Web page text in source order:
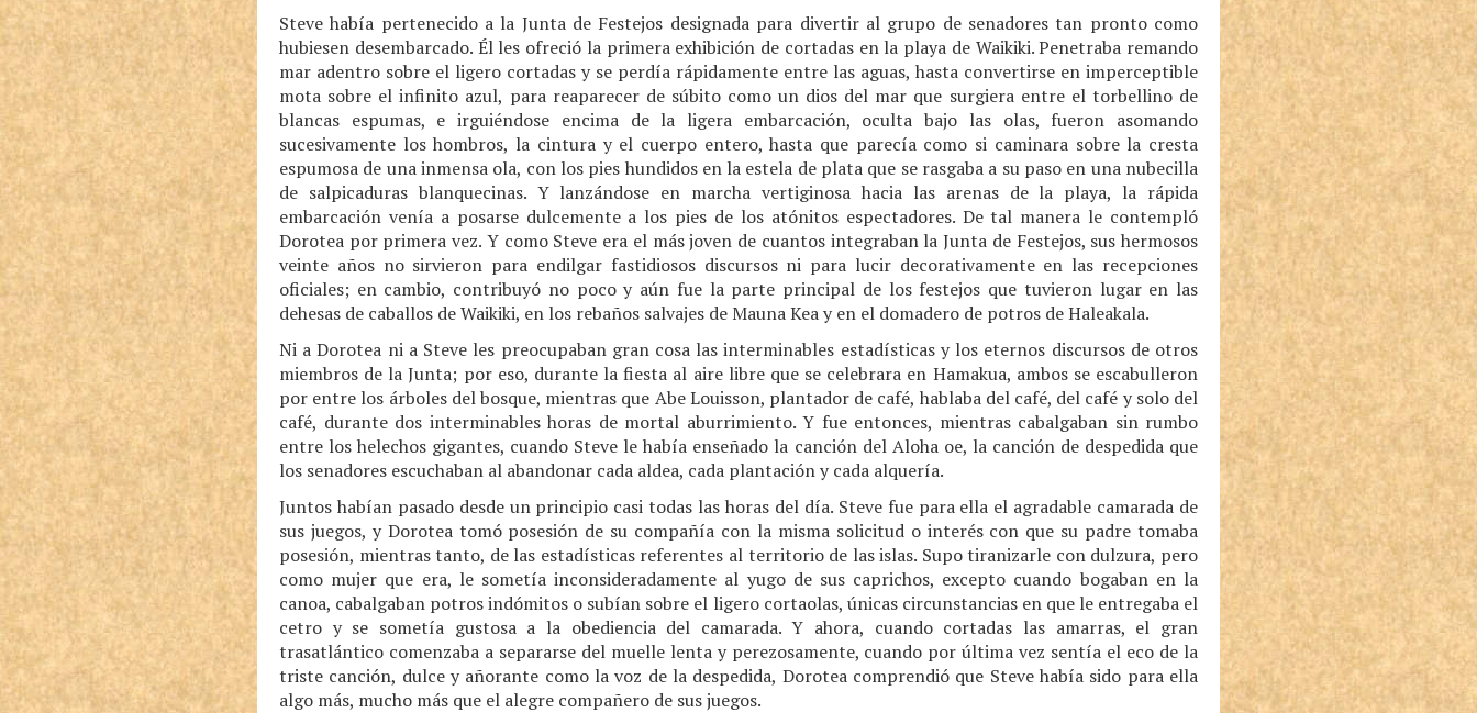
Steve había pertenecido a la Junta de Festejos designada para divertir al grupo de senadores tan pronto como
hubiesen desembarcado. Él les ofreció la primera exhibición de cortadas en la playa de Waikiki. Penetraba remando
mar adentro sobre el ligero cortadas y se perdía rápidamente entre las aguas, hasta convertirse en imperceptible
mota sobre el infinito azul, para reaparecer de súbito como un dios del mar que surgiera entre el torbellino de
blancas espumas, e irguiéndose encima de la ligera embarcación, oculta bajo las olas, fueron asomando
sucesivamente los hombros, la cintura y el cuerpo entero, hasta que parecía como si caminara sobre la cresta
espumosa de una inmensa ola, con los pies hundidos en la estela de plata que se rasgaba a su paso en una nubecilla
de salpicaduras blanquecinas. Y lanzándose en marcha vertiginosa hacia las arenas de la playa, la rápida
embarcación venía a posarse dulcemente a los pies de los atónitos espectadores. De tal manera le contempló
Dorotea por primera vez. Y como Steve era el más joven de cuantos integraban la Junta de Festejos, sus hermosos
veinte años no sirvieron para endilgar fastidiosos discursos ni para lucir decorativamente en las recepciones
oficiales; en cambio, contribuyó no poco y aún fue la parte principal de los festejos que tuvieron lugar en las
dehesas de caballos de Waikiki, en los rebaños salvajes de Mauna Kea y en el domadero de potros de Haleakala.
Ni a Dorotea ni a Steve les preocupaban gran cosa las interminables estadísticas y los eternos discursos de otros
miembros de la Junta; por eso, durante la fiesta al aire libre que se celebrara en Hamakua, ambos se escabulleron
por entre los árboles del bosque, mientras que Abe Louisson, plantador de café, hablaba del café, del café y solo del
café, durante dos interminables horas de mortal aburrimiento. Y fue entonces, mientras cabalgaban sin rumbo
entre los helechos gigantes, cuando Steve le había enseñado la canción del Aloha oe, la canción de despedida que
los senadores escuchaban al abandonar cada aldea, cada plantación y cada alquería.
Juntos habían pasado desde un principio casi todas las horas del día. Steve fue para ella el agradable camarada de
sus juegos, y Dorotea tomó posesión de su compañía con la misma solicitud o interés con que su padre tomaba
posesión, mientras tanto, de las estadísticas referentes al territorio de las islas. Supo tiranizarle con dulzura, pero
como mujer que era, le sometía inconsideradamente al yugo de sus caprichos, excepto cuando bogaban en la
canoa, cabalgaban potros indómitos o subían sobre el ligero cortaolas, únicas circunstancias en que le entregaba el
cetro y se sometía gustosa a la obediencia del camarada. Y ahora, cuando cortadas las amarras, el gran
trasatlántico comenzaba a separarse del muelle lenta y perezosamente, cuando por última vez sentía el eco de la
triste canción, dulce y añorante como la voz de la despedida, Dorotea comprendió que Steve había sido para ella
algo más, mucho más que el alegre compañero de sus juegos.